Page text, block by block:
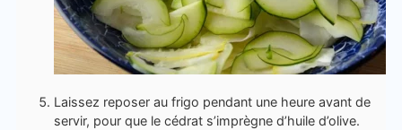
Laissez reposer au frigo pendant une heure avant de
servir, pour que le cédrat s’imprègne d’huile d’olive.